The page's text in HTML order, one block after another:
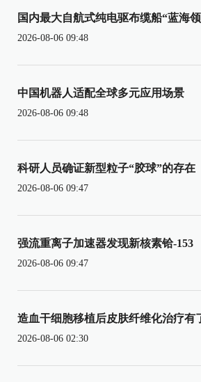
国内最大自航式纯电驱布缆船“蓝海
2026-08-06 09:48
中国机器人适配全球多元应用场景
2026-08-06 09:48
科研人员确证新型粒子“胶球”的存在
2026-08-06 09:47
强流重离子加速器发现新核素铪-153
2026-08-06 09:47
造血干细胞移植后皮肤纤维化治疗有
2026-08-06 02:30